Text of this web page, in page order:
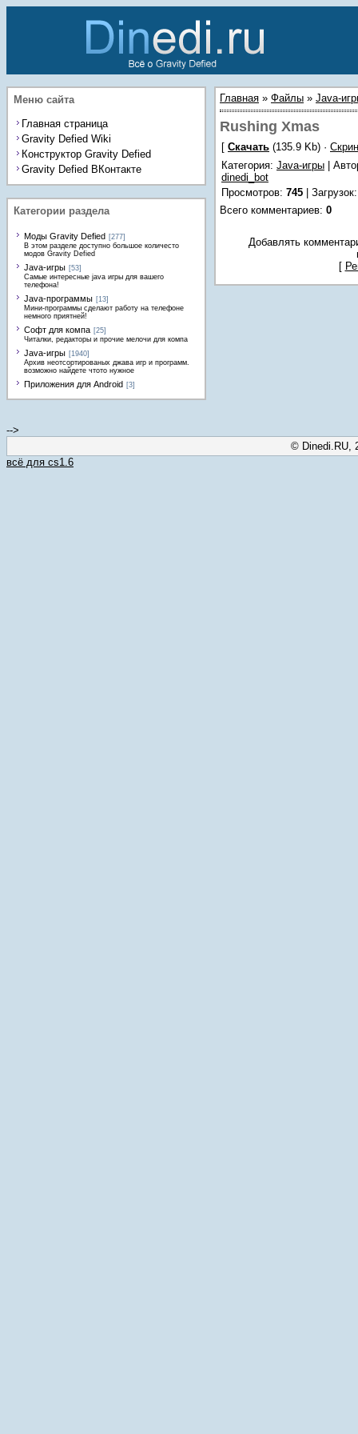
Меню сайта
Главная страница
Gravity Defied Wiki
Конструктор Gravity Defied
Gravity Defied ВКонтакте
Категории раздела
Моды Gravity Defied [277]
В этом разделе доступно большое количесто
модов Gravity Defied
Java-игры [53]
Самые интересные java игры для вашего
телефона!
Java-программы [13]
Мини-программы сделают работу на телефоне
немного приятней!
Софт для компа [25]
Читалки, редакторы и прочие мелочи для компа
Java-игры [1940]
Архив неотсортированых джава игр и программ.
возможно найдете чтото нужное
Приложения для Android [3]
Главная » Файлы » Java-
Rushing Xmas
[ Скачать (135.9 Kb) ·
Категория: Java-игры |
dinedi_bot
Просмотров: 745 Загрузок
Всего комментариев: 0
Добавлять
[
-->
© Dinedi.RU,
всё для cs1.6